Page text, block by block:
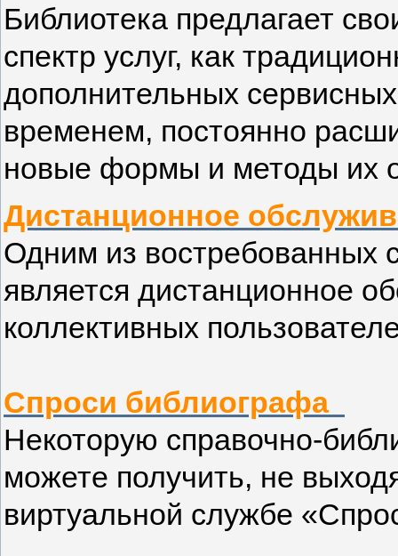
Библиотека предлагает
спектр услуг, как
дополнительных
временем, постоянно
новые формы и методы их
Дистанционное
Одним из востребованных
является дистанционное
коллективных
Спроси библиографа
Некоторую справочно-
можете получить, не
виртуальной службе